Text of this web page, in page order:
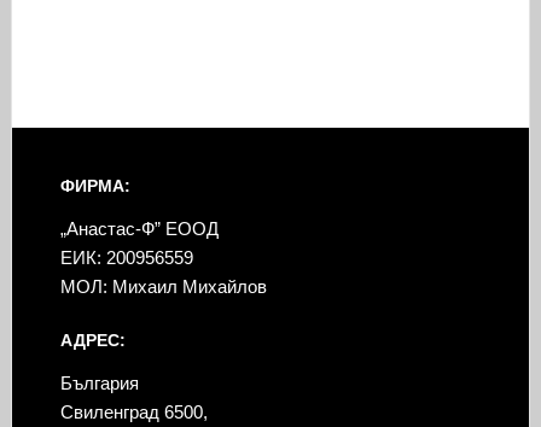
ФИРМА:
„Анастас-Ф” ЕООД
ЕИК: 200956559
МОЛ: Михаил Михайлов
АДРЕС:
България
Свиленград 6500,